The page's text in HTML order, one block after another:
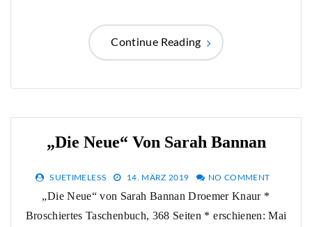
Continue Reading
„Die Neue“ Von Sarah Bannan
SUETIMELESS 14. MÄRZ 2019 NO COMMENT
„Die Neue“ von Sarah Bannan Droemer Knaur *
Broschiertes Taschenbuch, 368 Seiten * erschienen: Mai